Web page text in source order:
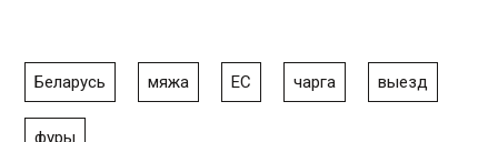
Беларусь мяжа ЕС чарга выезд
фуры